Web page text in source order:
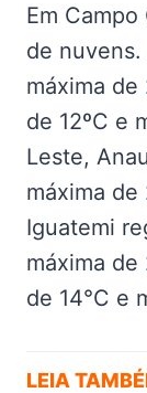
Em
de nuvens.
máxima de
de 12ºC e
Leste,
máxima de
Iguatemi
máxima de
de 14°C e
LEIA